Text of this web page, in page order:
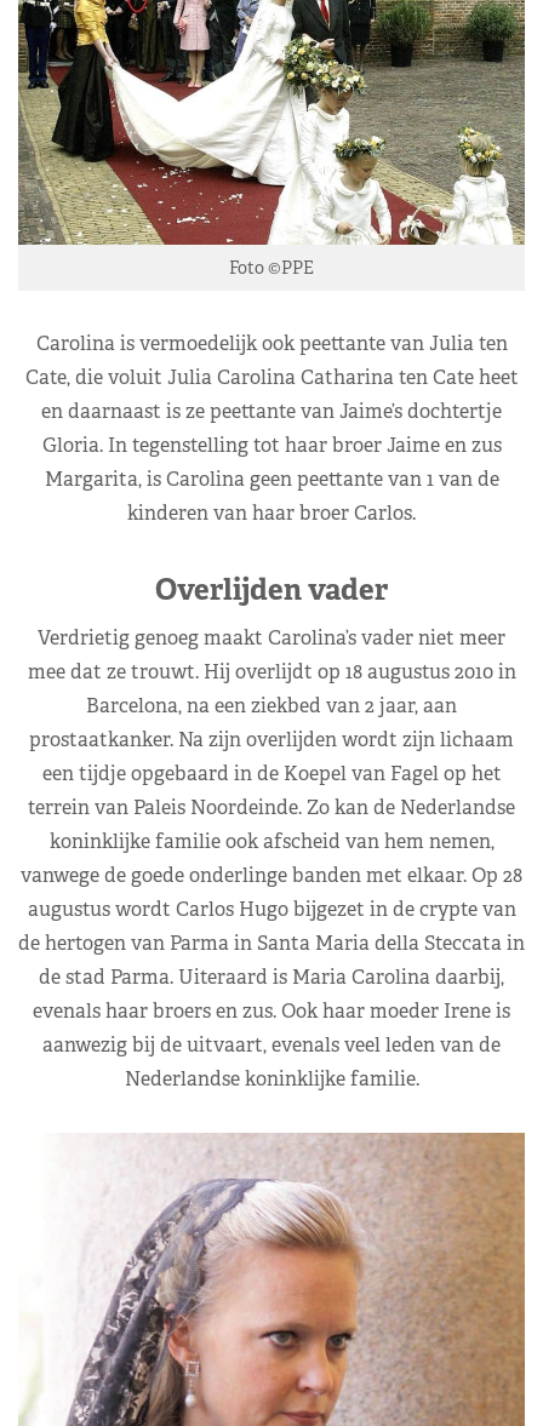
Foto ©PPE
Carolina is vermoedelijk ook peettante van Julia ten
Cate, die voluit Julia Carolina Catharina ten Cate heet
en daarnaast is ze peettante van Jaime’s dochtertje
Gloria. In tegenstelling tot haar broer Jaime en zus
Margarita, is Carolina geen peettante van 1 van de
kinderen van haar broer Carlos.
Overlijden vader
Verdrietig genoeg maakt Carolina’s vader niet meer
mee dat ze trouwt. Hij overlijdt op 18 augustus 2010 in
Barcelona, na een ziekbed van 2 jaar, aan
prostaatkanker. Na zijn overlijden wordt zijn lichaam
een tijdje opgebaard in de Koepel van Fagel op het
terrein van Paleis Noordeinde. Zo kan de Nederlandse
koninklijke familie ook afscheid van hem nemen,
vanwege de goede onderlinge banden met elkaar. Op 28
augustus wordt Carlos Hugo bijgezet in de crypte van
de hertogen van Parma in Santa Maria della Steccata in
de stad Parma. Uiteraard is Maria Carolina daarbij,
evenals haar broers en zus. Ook haar moeder Irene is
aanwezig bij de uitvaart, evenals veel leden van de
Nederlandse koninklijke familie.